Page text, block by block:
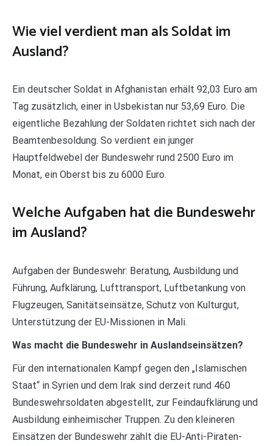
Wie viel verdient man als Soldat im
Ausland?
Ein deutscher Soldat in Afghanistan erhält 92,03 Euro am
Tag zusätzlich, einer in Usbekistan nur 53,69 Euro. Die
eigentliche Bezahlung der Soldaten richtet sich nach der
Beamtenbesoldung. So verdient ein junger
Hauptfeldwebel der Bundeswehr rund 2500 Euro im
Monat, ein Oberst bis zu 6000 Euro.
Welche Aufgaben hat die Bundeswehr
im Ausland?
Aufgaben der Bundeswehr: Beratung, Ausbildung und
Führung, Aufklärung, Lufttransport, Luftbetankung von
Flugzeugen, Sanitätseinsätze, Schutz von Kulturgut,
Unterstützung der EU-Missionen in Mali.
Was macht die Bundeswehr in Auslandseinsätzen?
Für den internationalen Kampf gegen den „Islamischen
Staat“ in Syrien und dem Irak sind derzeit rund 460
Bundeswehrsoldaten abgestellt, zur Feindaufklärung und
Ausbildung einheimischer Truppen. Zu den kleineren
Einsätzen der Bundeswehr zählt die EU-Anti-Piraten-